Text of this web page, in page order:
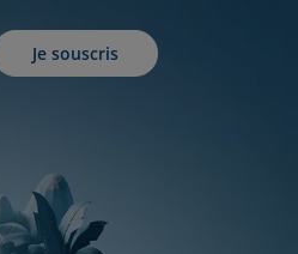
Je souscris